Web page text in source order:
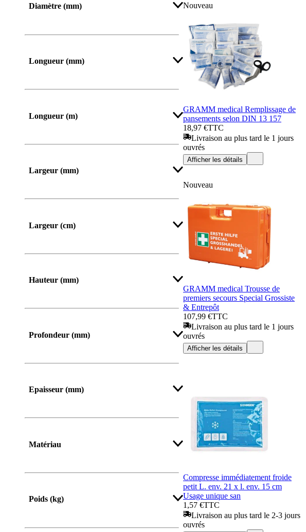
Diamètre (mm)
Longueur (mm)
De Jusqu’à
Longueur (m)
Largeur (mm)
De Jusqu’à
Largeur (cm)
Hauteur (mm)
De Jusqu’à
Profondeur (mm)
Epaisseur (mm)
Matériau
Poids (kg)
Nouveau
GRAMM medical Remplissage de
pansements selon DIN 13 157
18,97 €TTC
Livraison au plus tard le 1 jours
ouvrés
Afficher les détails
Nouveau
GRAMM medical Trousse de
premiers secours Special Grossiste
& Entrepôt
107,99 €TTC
Livraison au plus tard le 1 jours
ouvrés
Afficher les détails
Compresse immédiatement froide
petit L. env. 21 x l. env. 15 cm
Usage unique san
1,57 €TTC
Livraison au plus tard le 2-3 jours
ouvrés